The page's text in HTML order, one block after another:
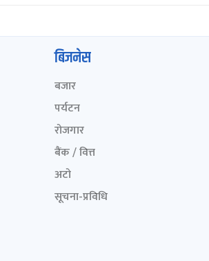
बिजनेस
बजार
पर्यटन
रोजगार
बैंक / वित्त
अटो
सूचना-प्रविधि